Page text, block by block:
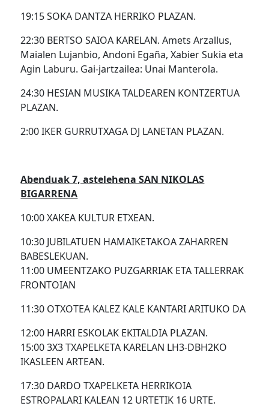
19:15 SOKA DANTZA HERRIKO PLAZAN.
22:30 BERTSO SAIOA KARELAN. Amets Arzallus,
Maialen Lujanbio, Andoni Egaña, Xabier Sukia eta
Agin Laburu. Gai-jartzailea: Unai Manterola.
24:30 HESIAN MUSIKA TALDEAREN KONTZERTUA
PLAZAN.
2:00 IKER GURRUTXAGA DJ LANETAN PLAZAN.
Abenduak 7, astelehena SAN NIKOLAS
BIGARRENA
10:00 XAKEA KULTUR ETXEAN.
10:30 JUBILATUEN HAMAIKETAKOA ZAHARREN
BABESLEKUAN.
11:00 UMEENTZAKO PUZGARRIAK ETA TALLERRAK
FRONTOIAN
11:30 OTXOTEA KALEZ KALE KANTARI ARITUKO DA
12:00 HARRI ESKOLAK EKITALDIA PLAZAN.
15:00 3X3 TXAPELKETA KARELAN LH3-DBH2KO
IKASLEEN ARTEAN.
17:30 DARDO TXAPELKETA HERRIKOIA
ESTROPALARI KALEAN 12 URTETIK 16 URTE.